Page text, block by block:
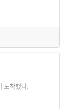
도착했다.